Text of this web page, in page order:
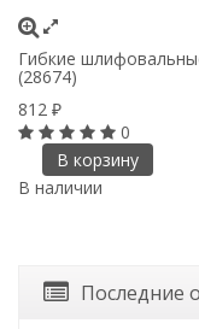
Гибкие
(28674)
812 ₽
0
В корзину
В наличии
Последние